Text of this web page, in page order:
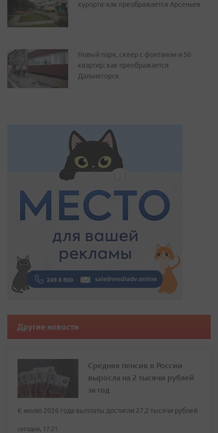
курорта: как преображается Арсеньев
Новый парк, сквер с фонтаном и 50
квартир: как преображается
Дальнегорск
Другие новости
Средняя пенсия в России
выросла на 2 тысячи рублей
за год
К июлю 2026 года выплаты достигли 27,2 тысячи рублей
сегодня, 17:21